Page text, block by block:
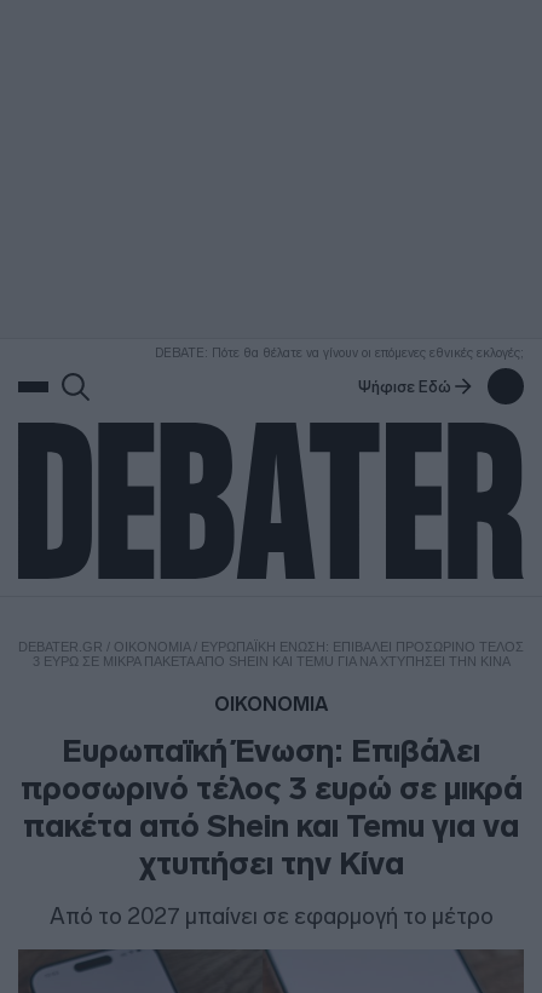
DEBATE: Πότε θα θέλατε να γίνουν οι επόμενες εθνικές εκλογές;
Ψήφισε Εδώ
DEBATER.GR / ΟΙΚΟΝΟΜΙΑ/ ΕΥΡΩΠΑΪΚΉ ΈΝΩΣΗ: ΕΠΙΒΆΛΕΙ ΠΡΟΣΩΡΙΝΌ ΤΈΛΟΣ
3 ΕΥΡΏ ΣΕ ΜΙΚΡΆ ΠΑΚΈΤΑ ΑΠΌ SHEIN ΚΑΙ TEMU ΓΙΑ ΝΑ ΧΤΥΠΉΣΕΙ ΤΗΝ ΚΊΝΑ
ΟΙΚΟΝΟΜΙΑ
Ευρωπαϊκή Ένωση: Επιβάλει
προσωρινό τέλος 3 ευρώ σε μικρά
πακέτα από Shein και Temu για να
χτυπήσει την Κίνα
Από το 2027 μπαίνει σε εφαρμογή το μέτρο